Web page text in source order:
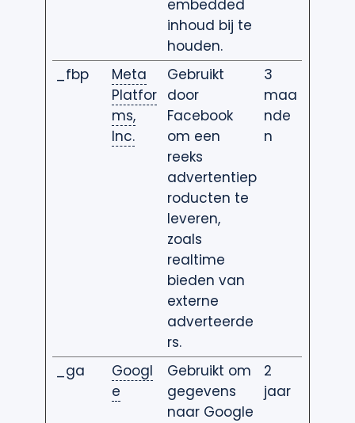
embedded
inhoud bij te
houden.
_fbp
Meta
Platfor
ms,
Inc.
Gebruikt
door
Facebook
om een
reeks
advertentiep
roducten te
leveren,
zoals
realtime
bieden van
externe
adverteerde
rs.
3
maa
nde
n
_ga
Googl
e
Gebruikt om
gegevens
naar Google
2
jaar